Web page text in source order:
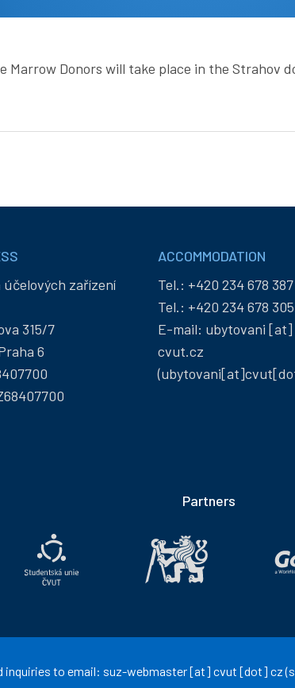
Donors will take place in the Strahov
účelových zařízení
315/7
6
ACCOMMODATION
Tel.: +420 234 678 387
Tel.: +420 234 678 305
E-mail: ubytovani [at]
cvut.cz
Partners
inquiries to email: suz-webmaster[at] cvut [dot] cz